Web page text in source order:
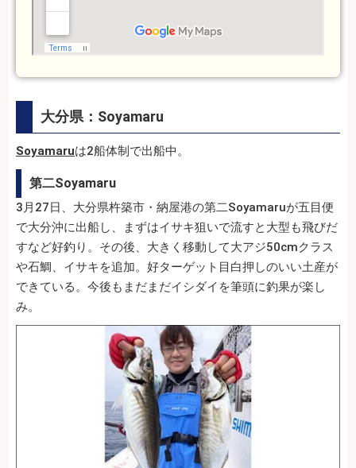
大分県：Soyamaru
Soyamaruは2船体制で出船中。
第二Soyamaru
3月27日、大分県杵築市・納屋港の第二Soyamaruが五目便
で大分沖に出船し、まずはイサキ狙いで流すと大型も飛びだ
すなど好釣り。その後、大きく移動して大アジ50cmクラス
や石鯛、イサキを追加。好ターゲット目白押しのいい土産が
できている。今後もまだまだイシダイを筆頭に釣果が楽し
み。